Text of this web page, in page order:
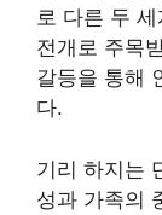
로 다른 두
전개로 주목
갈등을 통해
다.
기리 하지는
성과 가족의